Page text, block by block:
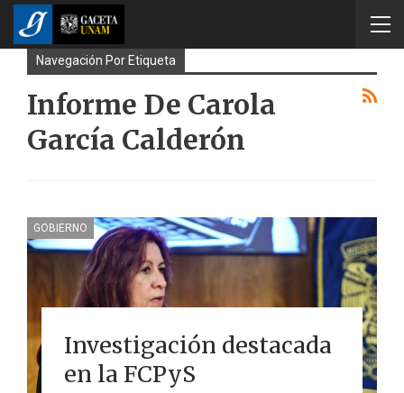
Navegación Por Etiqueta
Informe De Carola
García Calderón
GOBIERNO
Investigación destacada
en la FCPyS